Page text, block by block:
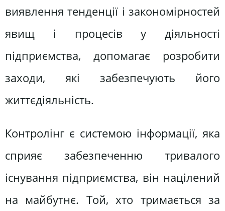
виявлення тенденції і закономірностей
явищ і процесів у діяльності
підприємства, допомагає розробити
заходи, які забезпечують його
життєдіяльність.
Контролінг є системою інформації, яка
сприяє забезпеченню тривалого
існування підприємства, він націлений
на майбутнє. Той, хто тримається за